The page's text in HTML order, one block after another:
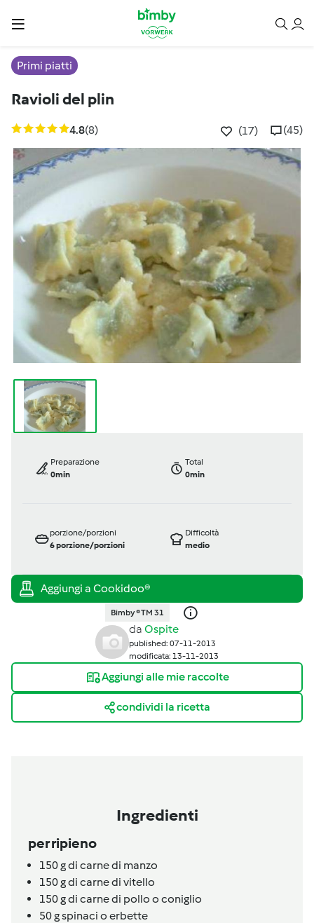
Primi piatti
Ravioli del plin
4.8(8) (17) (45)
Preparazione
0min
Total
0min
porzione/porzioni
6porzione/porzioni
Difficoltà
medio
Bimby ® TM 31
da Ospite
published: 07-11-2013
modificata: 13-11-2013
Aggiungi alle mie raccolte
condividi la ricetta
Ingredienti
per ripieno
150gdi carne di manzo
150gdi carne di vitello
150gdi carne di pollo o coniglio
50gspinaci o erbette